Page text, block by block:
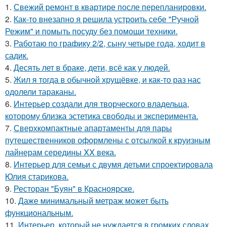
1. Свежий ремонт в квартире после перепланировки.
2. Как-то внезапно я решила устроить себе "Ручной
Режим" и помыть посуду без помощи техники.
3. Работаю по графику 2/2, сыну четыре года, ходит в
садик.
4. Десять лет в браке, дети, всё как у людей.
5. Жил я тогда в обычной хрущёвке, и как-то раз нас
одолели тараканы.
6. Интерьер создали для творческого владельца,
которому близка эстетика свободы и эксперимента.
7. Сверхкомпактные апартаменты для пары
путешественников оформлены с отсылкой к круизным
лайнерам середины XX века.
8. Интерьер для семьи с двумя детьми спроектировала
Юлия старикова.
9. Ресторан "Буян" в Красноярске.
10. Даже минимальный метраж может быть
функциональным.
11. Интерьер, который не нуждается в громких словах.